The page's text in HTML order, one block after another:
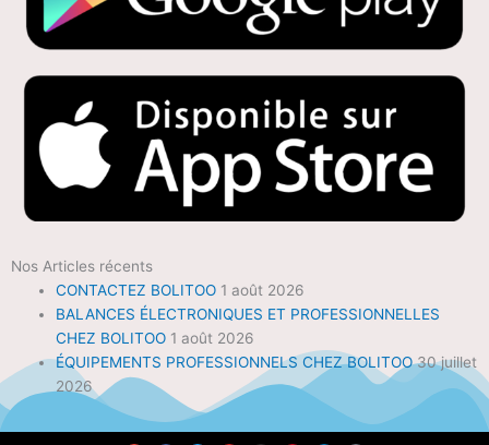
Nos Articles récents
CONTACTEZ BOLITOO 1 août 2026
BALANCES ÉLECTRONIQUES ET PROFESSIONNELLES
CHEZ BOLITOO 1 août 2026
ÉQUIPEMENTS PROFESSIONNELS CHEZ BOLITOO 30 juillet
2026